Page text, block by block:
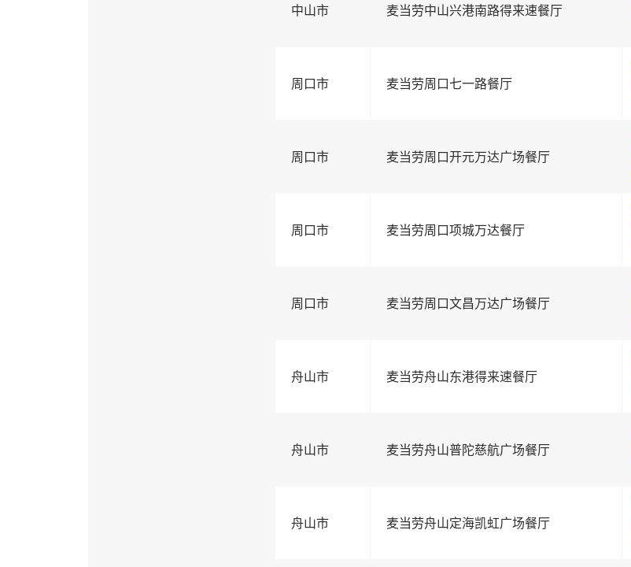
中山市 麦当劳中山兴港南路得来速餐厅
周口市 麦当劳周口七一路餐厅
周口市 麦当劳周口开元万达广场餐厅
周口市 麦当劳周口项城万达餐厅
周口市 麦当劳周口文昌万达广场餐厅
舟山市 麦当劳舟山东港得来速餐厅
舟山市 麦当劳舟山普陀慈航广场餐厅
舟山市 麦当劳舟山定海凯虹广场餐厅